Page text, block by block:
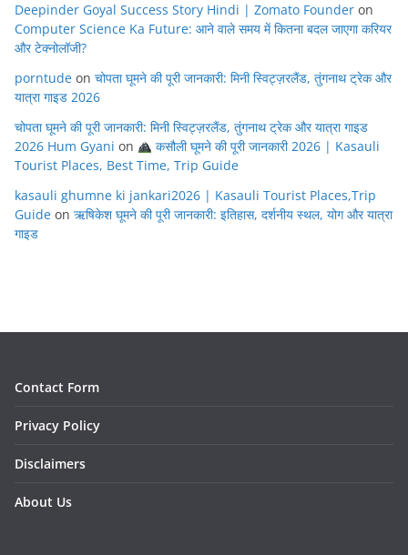
Deepinder Goyal Success Story Hindi | Zomato Founder on
Computer Science Ka Future: आने वाले समय में कितना बदल जाएगा करियर
और टेक्नोलॉजी?
porntude on चोपता घूमने की पूरी जानकारी: मिनी स्विट्ज़रलैंड, तुंगनाथ ट्रेक और
यात्रा गाइड 2026
चोपता घूमने की पूरी जानकारी: मिनी स्विट्ज़रलैंड, तुंगनाथ ट्रेक और यात्रा गाइड
2026 Hum Gyani on
कसौली घूमने की पूरी जानकारी 2026 | Kasauli
Tourist Places, Best Time, Trip Guide
kasauli ghumne ki jankari2026 | Kasauli Tourist Places,Trip
Guide on ऋषिकेश घूमने की पूरी जानकारी: इतिहास, दर्शनीय स्थल, योग और यात्रा
गाइड
Contact Form
Privacy Policy
Disclaimers
About Us